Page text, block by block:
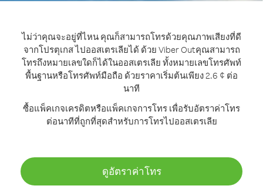
ไม่ว่าคุณจะอยู่ที่ไหน คุณก็สามารถโทรด้วยคุณภาพเสียงที่ดี
จากโปรตุเกส ไปออสเตรเลียได้ ด้วย Viber Outคุณสามารถ
โทรถึงหมายเลขใดก็ได้ในออสเตรเลีย ทั้งหมายเลขโทรศัพท์
พื้นฐานหรือโทรศัพท์มือถือ ด้วยราคาเริ่มต้นเพียง 2.6 ¢ ต่อ
นาที
ซื้อแพ็คเกจเครดิตหรือแพ็คเกจการโทร เพื่อรับอัตราค่าโทร
ต่อนาทีที่ถูกที่สุดสำหรับการโทรไปออสเตรเลีย
ดูอัตราค่าโทร